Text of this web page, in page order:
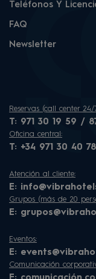
Teléfonos Y
FAQ
Newsletter
Reservas (call center 24/
T: 971 30 19 59 /
Oficina central:
T: +34 971 30 40 78
Atención al cliente:
E:
Grupos (más de 20
E:
Eventos:
E:
Comunicación